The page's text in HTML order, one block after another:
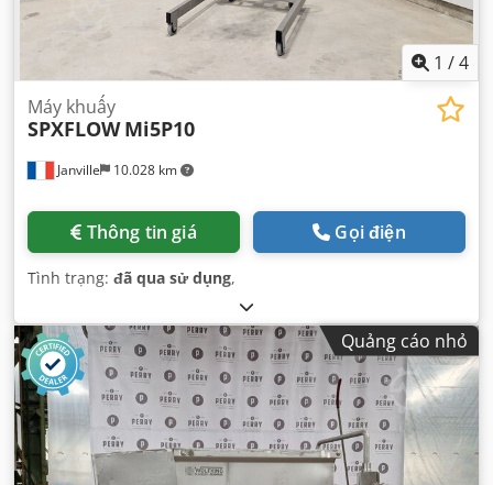
1 /4
Janville 10.028 km
Máy khuấy
SPXFLOW Mi5P10
Thông tin giá Gọi điện
Tình trạng: đã qua sử dụng,
Quảng cáo nhỏ